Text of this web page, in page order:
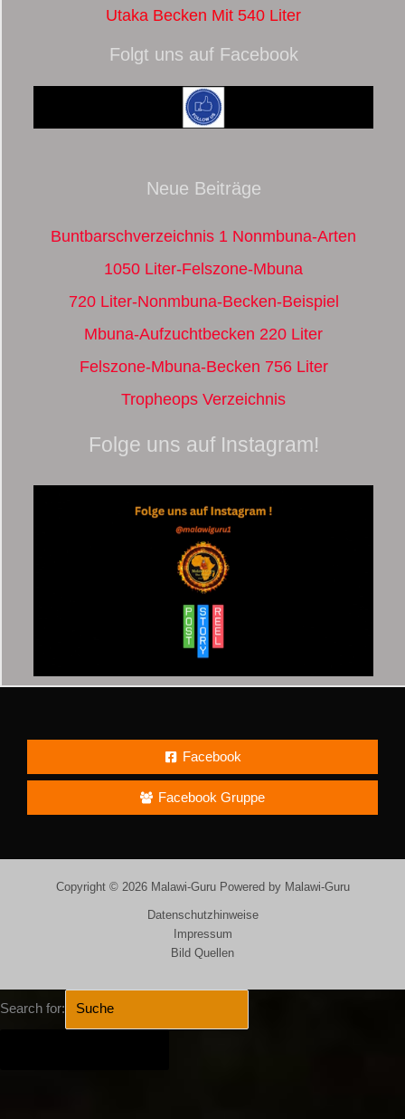
Utaka Becken Mit 540 Liter
Folgt uns auf Facebook
Neue Beiträge
Buntbarschverzeichnis 1 Nonmbuna-Arten
1050 Liter-Felszone-Mbuna
720 Liter-Nonmbuna-Becken-Beispiel
Mbuna-Aufzuchtbecken 220 Liter
Felszone-Mbuna-Becken 756 Liter
Tropheops Verzeichnis
Folge uns auf Instagram!
Facebook
Facebook Gruppe
Copyright © 2026 Malawi-Guru Powered by Malawi-Guru
Datenschutzhinweise
Impressum
Bild Quellen
Search for: